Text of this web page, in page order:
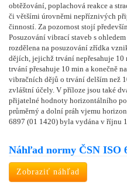
obtěžování, poplachová reakce a
či většími úrovněmi nepříznivých
činností. Za pozornost stojí
Posuzování vibrací staveb s
rozdělena na posuzování zřídka
dějích, jejichž trvání nepřesahuje
trvání přesahuje 10 min a konečně
vibračních dějů o trvání delším než
zvláštní účely. V příloze jsou také
přijatelné hodnoty horizontálního
průměrný a dolní práh vjemu
6897 (01 1420) byla vydána v říjnu
Náhľad normy ČSN ISO
Zobraziť náhľad